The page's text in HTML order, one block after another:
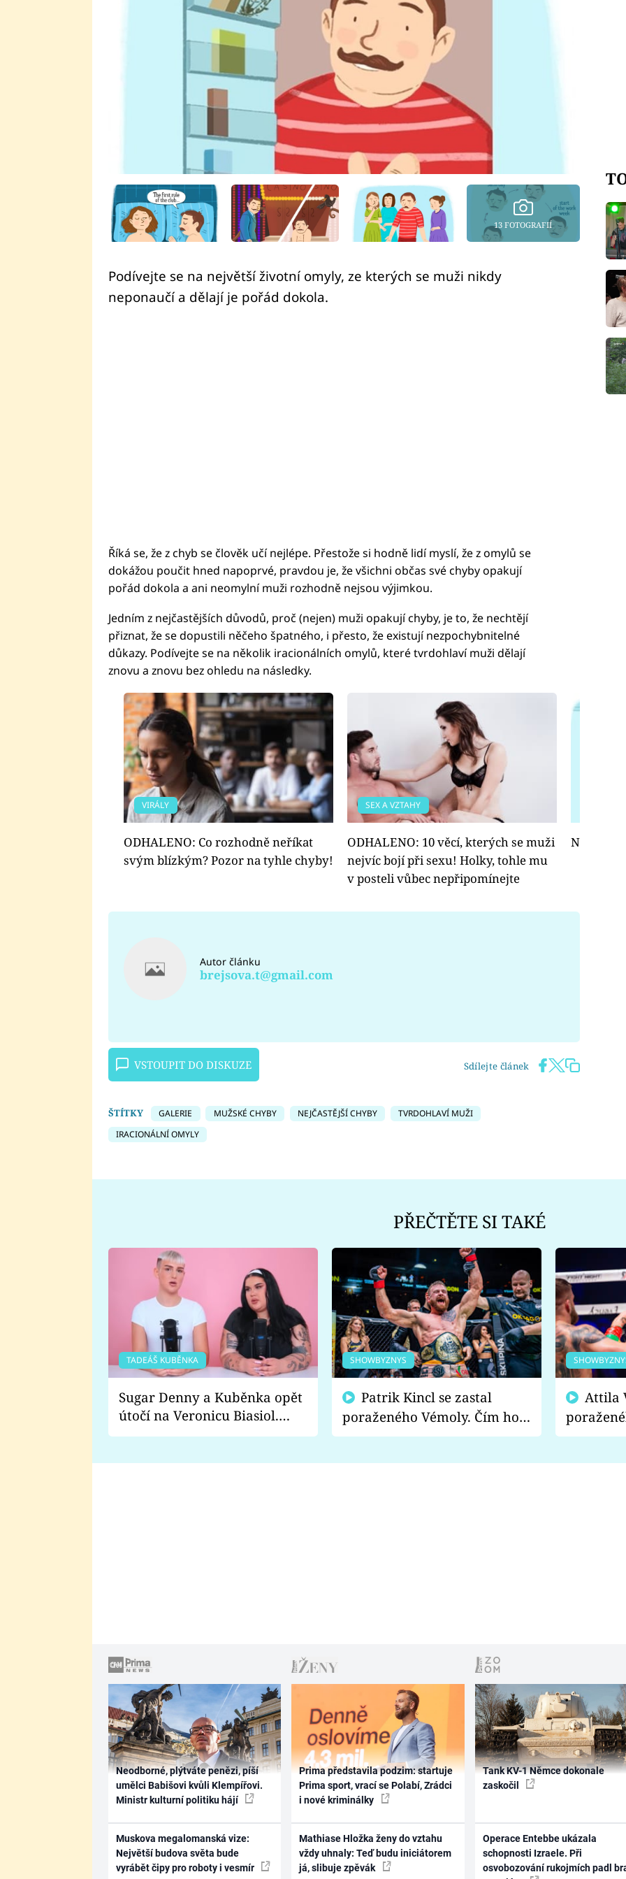
13 FOTOGRAFIÍ
Podívejte se na největší životní omyly, ze kterých se muži nikdy
neponaučí a dělají je pořád dokola.
Říká se, že z chyb se člověk učí nejlépe. Přestože si hodně lidí myslí, že z omylů se
dokážou poučit hned napoprvé, pravdou je, že všichni občas své chyby opakují
pořád dokola a ani neomylní muži rozhodně nejsou výjimkou.
Jedním z nejčastějších důvodů, proč (nejen) muži opakují chyby, je to, že nechtějí
přiznat, že se dopustili něčeho špatného, i přesto, že existují nezpochybnitelné
důkazy. Podívejte se na několik iracionálních omylů, které tvrdohlaví muži dělají
znovu a znovu bez ohledu na následky.
VIRÁLY
ODHALENO: Co rozhodně neříkat
svým blízkým? Pozor na tyhle chyby!
SEX A VZTAHY
ODHALENO: 10 věcí, kterých se muži
nejvíc bojí při sexu! Holky, tohle mu
v posteli vůbec nepřipomínejte
Autor článku
brejsova.t@gmail.com
VSTOUPIT DO DISKUZE Sdílejte článek
ŠTÍTKY GALERIE MUŽSKÉ CHYBY NEJČASTĚJŠÍ CHYBY
TVRDOHLAVÍ MUŽI
IRACIONÁLNÍ OMYLY
PŘEČTĚTE SI TAKÉ
TADEÁŠ KUBĚNKA
Sugar Denny a Kuběnka opět
útočí na Veronicu Biasiol.
Proč je podle nich falešná a
SHOWBYZNYS
poraženého Vémoly. Čím ho
fanoušci naštvali?
chce
Neodborné, plýtváte penězi, píší
umělci Babišovi kvůli Klempířovi.
Ministr kulturní politiku hájí
Muskova megalomanská vize:
Největší budova světa bude
vyrábět čipy pro roboty i vesmír
Prima představila podzim: startuje
Prima sport, vrací se Polabí, Zrádci
i nové kriminálky
Mathiase Hložka ženy do vztahu
vždy uhnaly: Teď budu iniciátorem
já, slibuje zpěvák
Tank KV-1 Němce dokonale
zaskočil
Operace Entebbe ukázala
schopnosti Izraele. Při
osvobozování rukojmích padl